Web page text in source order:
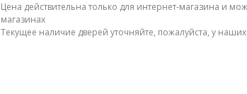
Цена действительна только для интернет-магазина и
магазинах
Текущее наличие дверей уточняйте, пожалуйста, у